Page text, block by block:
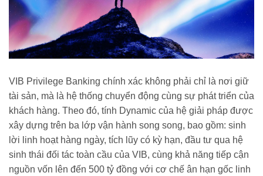
VIB Privilege Banking chính xác không phải chỉ là nơi giữ
tài sản, mà là hệ thống chuyển động cùng sự phát triển của
khách hàng. Theo đó, tính Dynamic của hệ giải pháp được
xây dựng trên ba lớp vận hành song song, bao gồm: sinh
lời linh hoạt hàng ngày, tích lũy có kỳ hạn, đầu tư qua hệ
sinh thái đối tác toàn cầu của VIB, cùng khả năng tiếp cận
nguồn vốn lên đến 500 tỷ đồng với cơ chế ân hạn gốc linh